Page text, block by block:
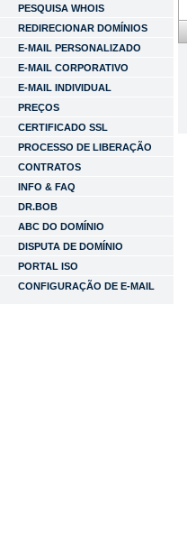
PESQUISA WHOIS
REDIRECIONAR DOMÍNIOS
E-MAIL PERSONALIZADO
E-MAIL CORPORATIVO
E-MAIL INDIVIDUAL
PREÇOS
CERTIFICADO SSL
PROCESSO DE LIBERAÇÃO
CONTRATOS
INFO & FAQ
DR.BOB
ABC DO DOMÍNIO
DISPUTA DE DOMÍNIO
PORTAL ISO
CONFIGURAÇÃO DE E-MAIL